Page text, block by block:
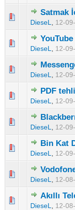
Satmak
DieseL 12-
5 üzerinden 0
DieseL 12-
5 üzerinden 0
DieseL 12-
5 üzerinden 0
PDF
DieseL 12-
5 üzerinden 0
DieseL 12-
5 üzerinden 0
Bin Kat
DieseL 12-
5 üzerinden 0
DieseL 12-
5 üzerinden 0
Akıllı
DieseL 12-
5 üzerinden 0